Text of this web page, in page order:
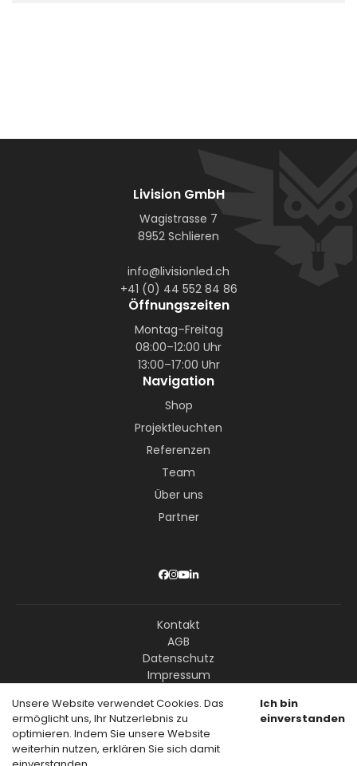
Livision GmbH
Wagistrasse 7
8952 Schlieren
info@livisionled.ch
+41 (0) 44 552 84 86
Öffnungszeiten
Montag–Freitag
08:00–12:00 Uhr
13:00–17:00 Uhr
Navigation
Shop
Projektleuchten
Referenzen
Team
Über uns
Partner
Kontakt
AGB
Datenschutz
Impressum
© Copyright Livision GmbH – Alle Rechte vorbehalten
Unsere Website verwendet Cookies. Das
ermöglicht uns, Ihr Nutzerlebnis zu
optimieren. Indem Sie unsere Website
weiterhin nutzen, erklären Sie sich damit
Ich bin
einverstanden